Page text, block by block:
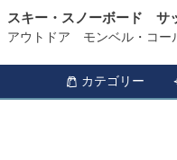
スキー・スノーボード サ
アウトドア モンベル・コー
カテゴリー
HOME トレッキング アクセサ